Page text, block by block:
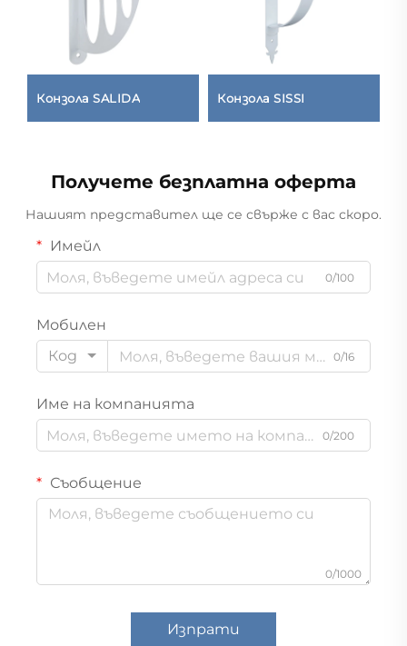
Конзола SALIDA Конзола SISSI
Получете безплатна оферта
Нашият представител ще се свърже с вас скоро.
Имейл
0/100
Мобилен
Код
0/16
Име на компанията
0/200
Съобщение
0/1000
Изпрати